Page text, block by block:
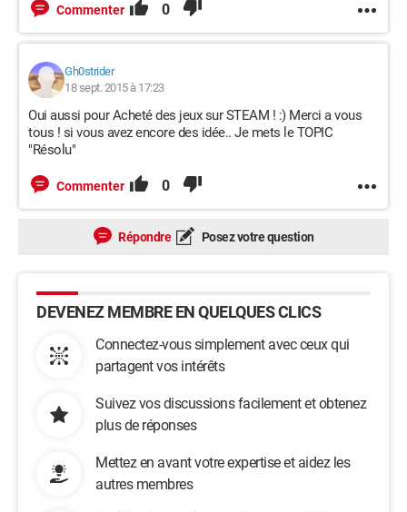
Commenter 0
Gh0strider
18 sept. 2015 à 17:23
Oui aussi pour Acheté des jeux sur STEAM ! :) Merci a vous
tous ! si vous avez encore des idée.. Je mets le TOPIC
"Résolu"
Commenter 0
Répondre Posez votre question
DEVENEZ MEMBRE EN QUELQUES CLICS
Connectez-vous simplement avec ceux qui
partagent vos intérêts
Suivez vos discussions facilement et obtenez
plus de réponses
Mettez en avant votre expertise et aidez les
autres membres